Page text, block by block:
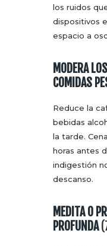
los ruidos
dispositivos
espacio a
MODERA
COMIDAS
Reduce la
bebidas
la tarde.
horas antes
indigestión
descanso.
MEDITA O
PROFUNDA